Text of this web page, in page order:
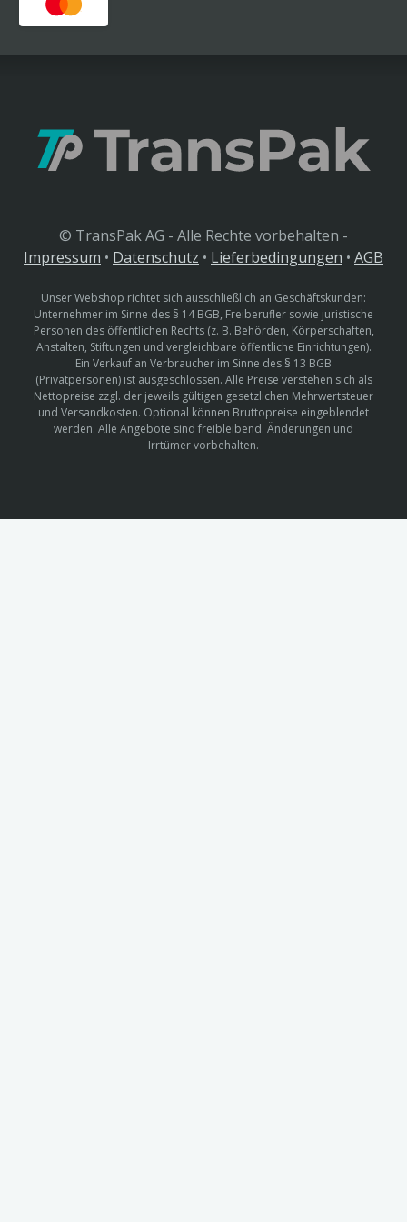
© TransPak AG - Alle Rechte vorbehalten -
Impressum • Datenschutz • Lieferbedingungen • AGB
Unser Webshop richtet sich ausschließlich an Geschäftskunden:
Unternehmer im Sinne des § 14 BGB, Freiberufler sowie juristische
Personen des öffentlichen Rechts (z. B. Behörden, Körperschaften,
Anstalten, Stiftungen und vergleichbare öffentliche Einrichtungen).
Ein Verkauf an Verbraucher im Sinne des § 13 BGB
(Privatpersonen) ist ausgeschlossen. Alle Preise verstehen sich als
Nettopreise zzgl. der jeweils gültigen gesetzlichen Mehrwertsteuer
und Versandkosten. Optional können Bruttopreise eingeblendet
werden. Alle Angebote sind freibleibend. Änderungen und
Irrtümer vorbehalten.